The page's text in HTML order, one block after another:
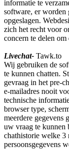
informatie te
software, er worden
opgeslagen.
zich het recht voor
concern te delen
Livechat- Tawk.to
Wij gebruiken de
te kunnen chatten.
gevraag in het pre-
e-mailadres nooit
technische
browser type,
meerdere gegevens
uw vraag te kunnen
chathistorie welke
persoonsgegevens